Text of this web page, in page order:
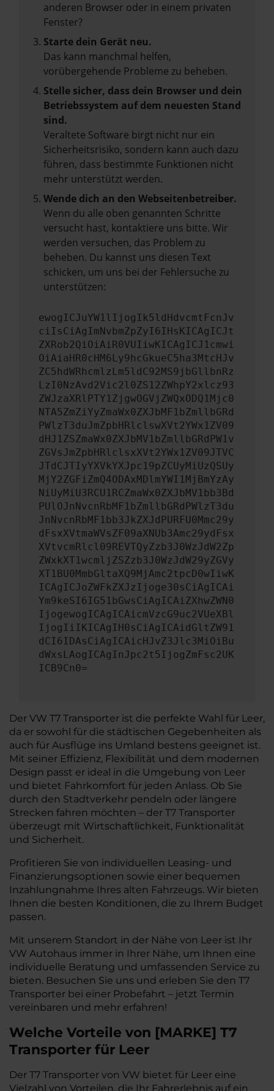
anderen Browser oder in einem privaten
Fenster?
Starte dein Gerät neu.
Das kann manchmal helfen,
vorübergehende Probleme zu beheben.
Stelle sicher, dass dein Browser und dein
Betriebssystem auf dem neuesten Stand
sind.
Veraltete Software birgt nicht nur ein
Sicherheitsrisiko, sondern kann auch dazu
führen, dass bestimmte Funktionen nicht
mehr unterstützt werden.
Wende dich an den Webseitenbetreiber.
Wenn du alle oben genannten Schritte
versucht hast, kontaktiere uns bitte. Wir
werden versuchen, das Problem zu
beheben. Du kannst uns diesen Text
schicken, um uns bei der Fehlersuche zu
unterstützen:
ewogICJuYW1lIjogIk5ldHdvcmtFcnJv
ciIsCiAgImNvbmZpZyI6IHsKICAgICJt
ZXRob2QiOiAiR0VUIiwKICAgICJ1cmwi
OiAiaHR0cHM6Ly9hcGkueC5ha3MtcHJv
ZC5hdWRhcmlzLm5ldC92MS9jbGllbnRz
LzI0NzAvd2Vic2l0ZS12ZWhpY2xlcz93
ZWJzaXRlPTY1ZjgwOGVjZWQxODQ1Mjc0
NTA5ZmZiYyZmaWx0ZXJbMF1bZmllbGRd
PWlzT3duJmZpbHRlclswXVt2YWx1ZV09
dHJ1ZSZmaWx0ZXJbMV1bZmllbGRdPW1v
ZGVsJmZpbHRlclsxXVt2YWx1ZV09JTVC
JTdCJTIyYXVkYXJpc19pZCUyMiUzQSUy
MjY2ZGFiZmQ4ODAxMDlmYWI1MjBmYzAy
NiUyMiU3RCU1RCZmaWx0ZXJbMV1bb3Bd
PUlOJnNvcnRbMF1bZmllbGRdPWlzT3du
JnNvcnRbMF1bb3JkZXJdPURFU0Mmc29y
dFsxXVtmaWVsZF09aXNUb3Amc29ydFsx
XVtvcmRlcl09REVTQyZzb3J0WzJdW2Zp
ZWxkXT1wcmljZSZzb3J0WzJdW29yZGVy
XT1BU0MmbGltaXQ9MjAmc2tpcD0wIiwK
ICAgICJoZWFkZXJzIjoge30sCiAgICAi
Ym9keSI6IG51bGwsCiAgICAiZXhwZWN0
IjogewogICAgICAicmVzcG9uc2VUeXBl
IjogIiIKICAgIH0sCiAgICAidGltZW91
dCI6IDAsCiAgICAicHJvZ3Jlc3MiOiBu
dWxsLAogICAgInJpc2t5IjogZmFsc2UK
ICB9Cn0=
Der VW T7 Transporter ist die perfekte Wahl für Leer,
da er sowohl für die städtischen Gegebenheiten als
auch für Ausflüge ins Umland bestens geeignet ist.
Mit seiner Effizienz, Flexibilität und dem modernen
Design passt er ideal in die Umgebung von Leer
und bietet Fahrkomfort für jeden Anlass. Ob Sie
durch den Stadtverkehr pendeln oder längere
Strecken fahren möchten – der T7 Transporter
überzeugt mit Wirtschaftlichkeit, Funktionalität
und Sicherheit.
Profitieren Sie von individuellen Leasing- und
Finanzierungsoptionen sowie einer bequemen
Inzahlungnahme Ihres alten Fahrzeugs. Wir bieten
Ihnen die besten Konditionen, die zu Ihrem Budget
passen.
Mit unserem Standort in der Nähe von Leer ist Ihr
VW Autohaus immer in Ihrer Nähe, um Ihnen eine
individuelle Beratung und umfassenden Service zu
bieten. Besuchen Sie uns und erleben Sie den T7
Transporter bei einer Probefahrt – jetzt Termin
vereinbaren und mehr erfahren!
Welche Vorteile von [MARKE] T7
Transporter für Leer
Der T7 Transporter von VW bietet für Leer eine
Vielzahl von Vorteilen, die Ihr Fahrerlebnis auf ein